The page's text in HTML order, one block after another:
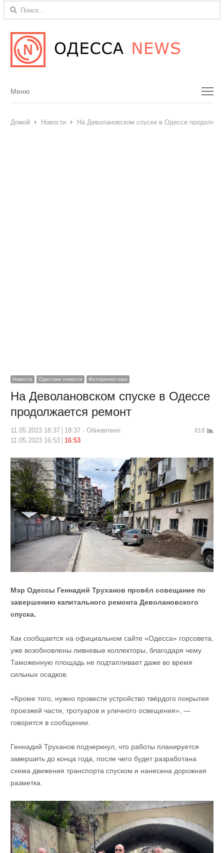
Найти:
Menu
Меню
Домой Новости На Деволановском спуске в Одессе
Новости Одесские новости Фоторепортажи
На Деволановском спуске в Одессе
продолжается ремонт
11.05.2023 18:37 18:37
Обновлено:
11.05.2023 16:53
16:53
818
Мэр Одессы Геннадий Труханов провёл совещание по
завершению капитального ремонта Деволановского
спуска.
Как сообщается на официальном сайте «Одесса» горсовета,
уже возобновлены ливневые коллекторы, благодаря чему
Таможенную площадь не подтапливает даже во время
сильных осадков.
«Кроме того, нужно провести устройство твёрдого покрытия
проезжей части, тротуаров и уличного освещения», —
говорится в сообщении.
Геннадий Труханов подчеркнул, что работы планируется
завершить до конца года, после чего будет разработана
схема движения транспорта спуском и нанесена дорожная
разметка.